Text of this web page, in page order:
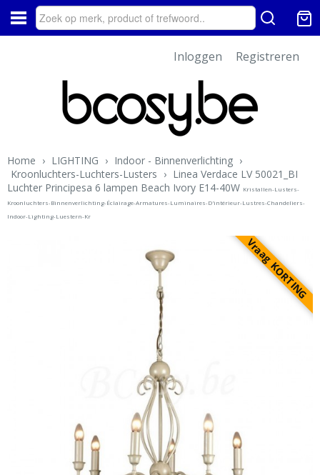
Inloggen Registreren
Home › LIGHTING › Indoor - Binnenverlichting ›
Kroonluchters-Luchters-Lusters › Linea Verdace LV 50021_BI
Luchter Principesa 6 lampen Beach Ivory E14-40W Kristallen-Lusters-
Kroonluchters-Binnenverlichting-Éclairage-Armatures-Luminaires-D'intérieur-Lustres-Chandeliers-
Indoor-Lighting-Luestern-Kr
Vraag KORTING